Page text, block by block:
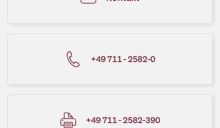
+49 711 - 2582-0
+49 711 - 2582-390